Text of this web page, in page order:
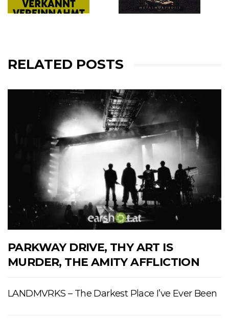
RELATED POSTS
PARKWAY DRIVE, THY ART IS
MURDER, THE AMITY AFFLICTION
LANDMVRKS – The Darkest Place I’ve Ever Been